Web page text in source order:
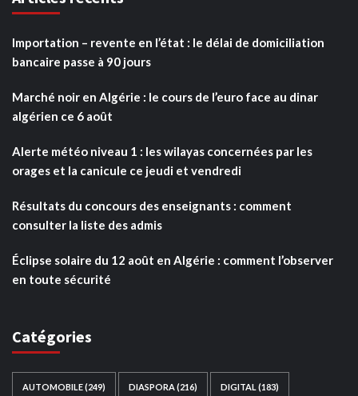
Importation – revente en l’état : le délai de domiciliation
bancaire passe à 90 jours
Marché noir en Algérie : le cours de l’euro face au dinar
algérien ce 6 août
Alerte météo niveau 1 : les wilayas concernées par les
orages et la canicule ce jeudi et vendredi
Résultats du concours des enseignants : comment
consulter la liste des admis
Éclipse solaire du 12 août en Algérie : comment l’observer
en toute sécurité
Catégories
AUTOMOBILE(249) DIASPORA (216) DIGITAL (183)